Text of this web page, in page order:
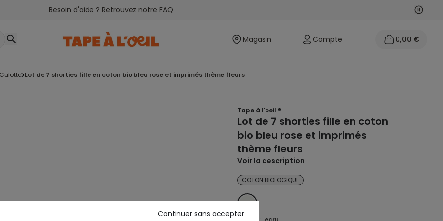
Besoin d'aide ? Retrouvez notre FAQ
Magasin Compte 0,00 €
culotte lot de 7 shorties fille en coton bio bleu rose et imprimés thème fleurs
Tape à l'oeil ®
Lot de 7 shorties fille en coton
bio bleu rose et imprimés
thème fleurs
Voir la description
COTON BIOLOGIQUE
ECRU
Coloris : ecru
Continuer sans accepter